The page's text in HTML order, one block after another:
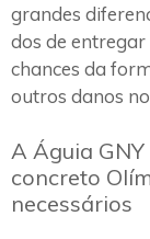
grandes
dos de
chances da
outros danos
A Águia
concreto
necessários